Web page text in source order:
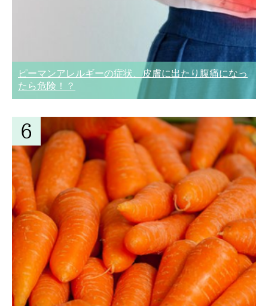
ピーマンアレルギーの症状、皮膚に出たり腹痛になっ
たら危険！？